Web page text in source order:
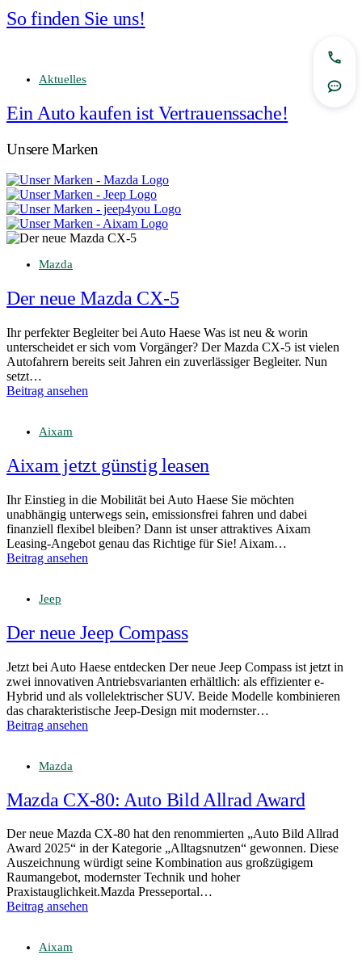
So finden Sie uns!
Aktuelles
Ein Auto kaufen ist Vertrauenssache!
Unsere Marken
Mazda
Der neue Mazda CX-5
Ihr perfekter Begleiter bei Auto Haese Was ist neu & worin
unterscheidet er sich vom Vorgänger? Der Mazda CX-5 ist vielen
Autofahrern bereits seit Jahren ein zuverlässiger Begleiter. Nun
setzt…
Beitrag ansehen
Aixam
Aixam jetzt günstig leasen
Ihr Einstieg in die Mobilität bei Auto Haese Sie möchten
unabhängig unterwegs sein, emissionsfrei fahren und dabei
finanziell flexibel bleiben? Dann ist unser attraktives Aixam
Leasing-Angebot genau das Richtige für Sie! Aixam…
Beitrag ansehen
Jeep
Der neue Jeep Compass
Jetzt bei Auto Haese entdecken Der neue Jeep Compass ist jetzt in
zwei innovativen Antriebsvarianten erhältlich: als effizienter e-
Hybrid und als vollelektrischer SUV. Beide Modelle kombinieren
das charakteristische Jeep-Design mit modernster…
Beitrag ansehen
Mazda
Mazda CX‑80: Auto Bild Allrad Award
Der neue Mazda CX-80 hat den renommierten „Auto Bild Allrad
Award 2025“ in der Kategorie „Alltagsnutzen“ gewonnen. Diese
Auszeichnung würdigt seine Kombination aus großzügigem
Raumangebot, modernster Technik und hoher
Praxistauglichkeit.Mazda Presseportal…
Beitrag ansehen
Aixam
Jetzt